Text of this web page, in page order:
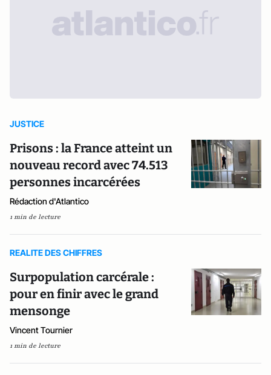
JUSTICE
Prisons : la France atteint un
nouveau record avec 74.513
personnes incarcérées
Rédaction d'Atlantico
1 min de lecture
REALITE DES CHIFFRES
Surpopulation carcérale :
pour en finir avec le grand
mensonge
Vincent Tournier
1 min de lecture